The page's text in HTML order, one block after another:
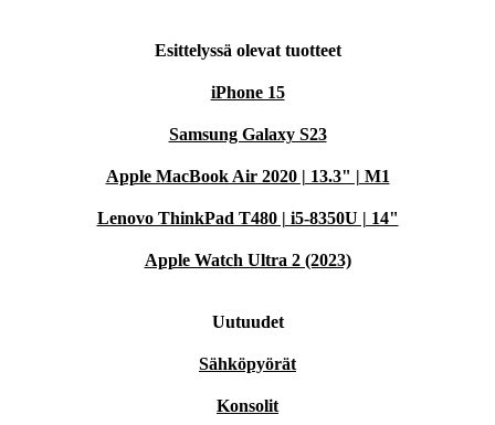
Esittelyssä olevat tuotteet
iPhone 15
Samsung Galaxy S23
Apple MacBook Air 2020 | 13.3" | M1
Lenovo ThinkPad T480 | i5-8350U | 14"
Apple Watch Ultra 2 (2023)
Uutuudet
Sähköpyörät
Konsolit